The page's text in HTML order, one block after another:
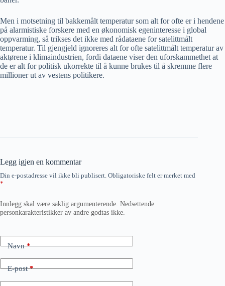
Men i motsetning til bakkemålt temperatur som alt for ofte er i hendene
på alarmistiske forskere med en økonomisk egeninteresse i global
oppvarming, så trikses det ikke med rådataene for satelittmålt
temperatur. Til gjengjeld ignoreres alt for ofte satelittmålt temperatur av
aktørene i klimaindustrien, fordi dataene viser den uforskammethet at
de er alt for politisk ukorrekte til å kunne brukes til å skremme flere
millioner ut av vestens politikere.
Legg igjen en kommentar
Din e-postadresse vil ikke bli publisert. Obligatoriske felt er merket med
*
Innlegg skal være saklig argumenterende. Nedsettende
personkarakteristikker av andre godtas ikke.
Navn*
E-post*